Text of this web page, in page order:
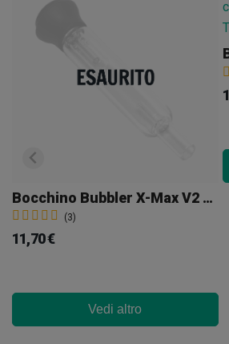
Bocchino Bubbler X-Max V2 Pro
(3)
11,70 €
Vedi altro